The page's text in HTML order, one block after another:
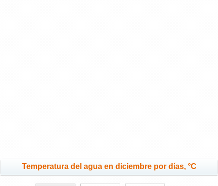
Temperatura del agua en diciembre por días, °C